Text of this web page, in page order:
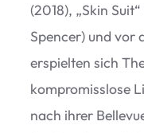
(2018), „Skin
Spen­cer) und vor
erspiel­ten sich
kom­pro­miss­lose
nach ihrer